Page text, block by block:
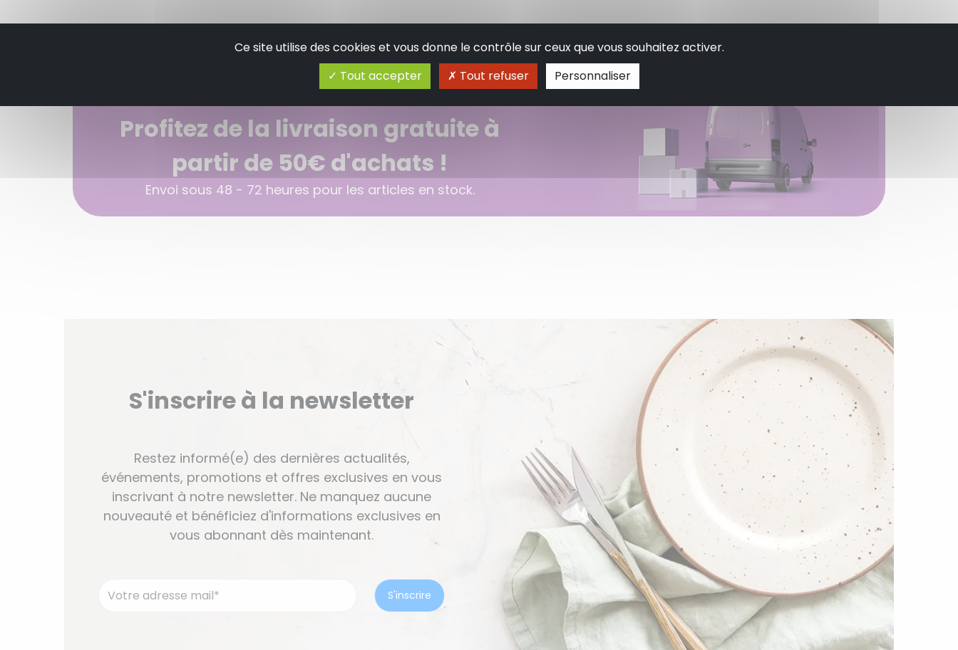
Profitez de la livraison gratuite à
partir de 50€ d'achats !
Envoi sous 48 - 72 heures pour les articles en stock.
S'inscrire à la newsletter
Restez informé(e) des dernières actualités,
événements, promotions et offres exclusives en vous
inscrivant à notre newsletter. Ne manquez aucune
nouveauté et bénéficiez d'informations exclusives en
vous abonnant dès maintenant.
Ce site utilise des cookies et vous donne le contrôle sur ceux que vous souhaitez activer.
Tout accepter
Tout refuser Personnaliser